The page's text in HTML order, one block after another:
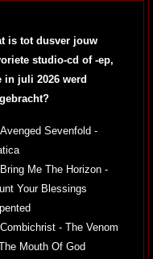
is tot dusver jouw
studio-cd of -ep,
in juli 2026 werd
Avenged Sevenfold -
Bring Me The Horizon -
Your Blessings
Combichrist - The Venom
Mouth Of God